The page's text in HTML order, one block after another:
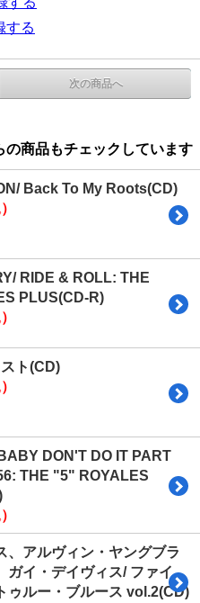
する
次の商品へ
商品もチェックしています
Back To My Roots(CD)
RIDE & ROLL: THE
PLUS(CD-R)
ト(CD)
DON'T DO IT PART
THE "5" ROYALES
、アルヴィン・ヤングブラ
ガイ・デイヴィス/ ファイ
ゥルー・ブルース vol.2(CD)